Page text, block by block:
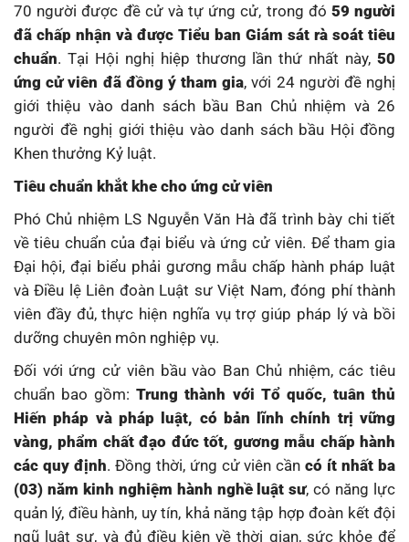
70 người được đề cử và tự ứng cử, trong đó 59 người
đã chấp nhận và được Tiểu ban Giám sát rà soát tiêu
chuẩn. Tại Hội nghị hiệp thương lần thứ nhất này, 50
ứng cử viên đã đồng ý tham gia, với 24 người đề nghị
giới thiệu vào danh sách bầu Ban Chủ nhiệm và 26
người đề nghị giới thiệu vào danh sách bầu Hội đồng
Khen thưởng Kỷ luật.
Tiêu chuẩn khắt khe cho ứng cử viên
Phó Chủ nhiệm LS Nguyễn Văn Hà đã trình bày chi tiết
về tiêu chuẩn của đại biểu và ứng cử viên. Để tham gia
Đại hội, đại biểu phải gương mẫu chấp hành pháp luật
và Điều lệ Liên đoàn Luật sư Việt Nam, đóng phí thành
viên đầy đủ, thực hiện nghĩa vụ trợ giúp pháp lý và bồi
dưỡng chuyên môn nghiệp vụ.
Đối với ứng cử viên bầu vào Ban Chủ nhiệm, các tiêu
chuẩn bao gồm:Trung thành với Tổ quốc, tuân thủ
Hiến pháp và pháp luật, có bản lĩnh chính trị vững
vàng, phẩm chất đạo đức tốt, gương mẫu chấp hành
các quy định. Đồng thời, ứng cử viên cầncó ít nhất ba
(03) năm kinh nghiệm hành nghề luật sư, có năng lực
quản lý, điều hành, uy tín, khả năng tập hợp đoàn kết đội
ngũ luật sư, và đủ điều kiện về thời gian, sức khỏe để